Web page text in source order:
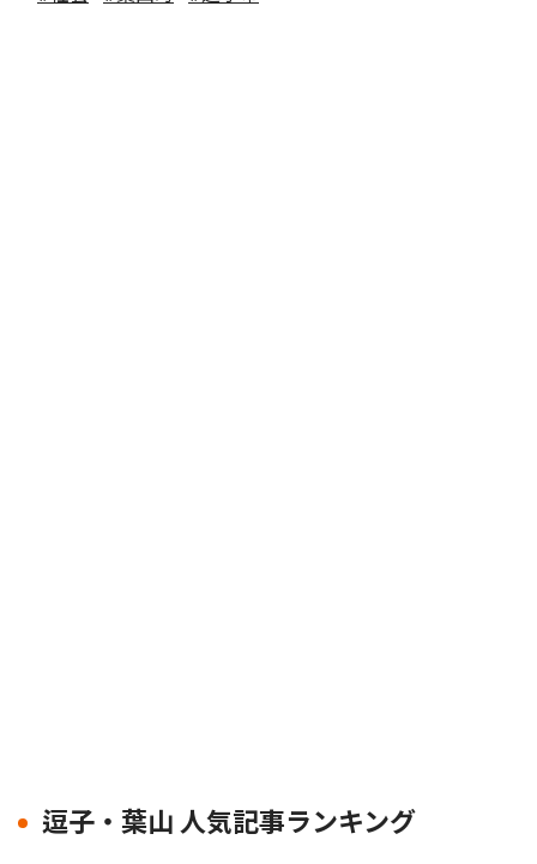
逗子・葉山 人気記事ランキング